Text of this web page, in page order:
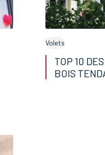
Volets
TOP 10
BOIS